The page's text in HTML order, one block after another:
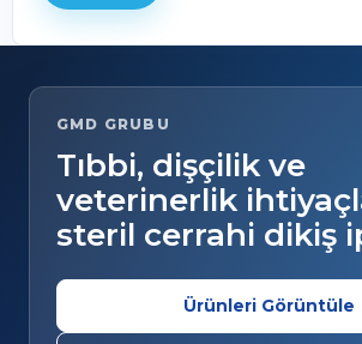
GMD GRUBU
Tıbbi, dişçilik ve
veterinerlik
steril cerrahi dikiş
Ürünleri Görüntüle